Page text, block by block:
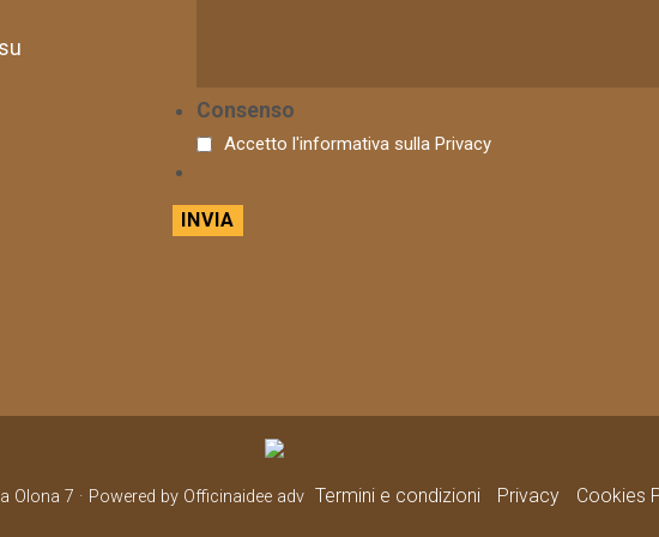
Consenso
Accetto l'informativa sulla Privacy
Olona 7 · Powered by Officinaidee adv Termini e condizioni Privacy Cookies